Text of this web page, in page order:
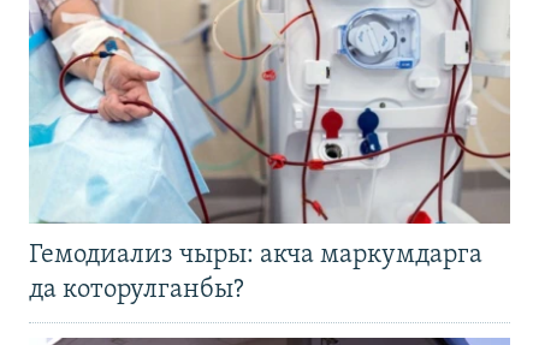
Гемодиализ чыры: акча маркумдарга
да которулганбы?